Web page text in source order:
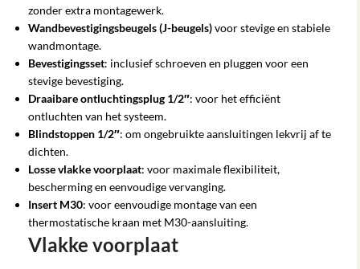
zonder extra montagewerk.
Wandbevestigingsbeugels (J-beugels)voor stevige en stabiele
wandmontage.
Bevestigingsset: inclusief schroeven en pluggen voor een
stevige bevestiging.
Draaibare ontluchtingsplug 1/2″: voor het efficiënt
ontluchten van het systeem.
Blindstoppen 1/2″: om ongebruikte aansluitingen lekvrij af te
dichten.
Losse vlakke voorplaat: voor maximale flexibiliteit,
bescherming en eenvoudige vervanging.
Insert M30: voor eenvoudige montage van een
thermostatische kraan met M30-aansluiting.
Vlakke voorplaat